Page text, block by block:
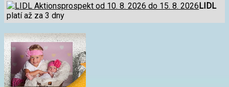
LIDL
platí až za 3 dny